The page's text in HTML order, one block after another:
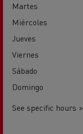
Martes
Miércoles
Jueves
Viernes
Sábado
Domingo
See specific hours >